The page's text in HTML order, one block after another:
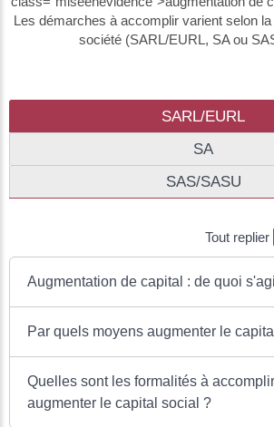
Les démarches à accomplir varient selon
société (SARL/EURL, SA ou
SARL/EURL
SA
SAS/SASU
Tout replier
Augmentation de capital : de quoi
Par quels moyens augmenter le
Quelles sont les formalités à
augmenter le capital social ?